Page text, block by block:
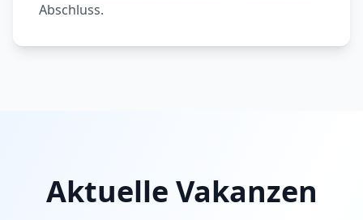
Abschluss.
Aktuelle Vakanzen